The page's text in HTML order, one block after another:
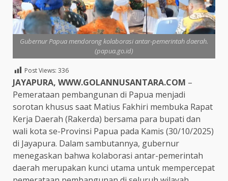
Gubernur Papua mendorong kolaborasi antar-pemerintah daerah.
(papua.go.id)
Post Views: 336
JAYAPURA, WWW.GOLANNUSANTARA.COM –
Pemerataan pembangunan di Papua menjadi
sorotan khusus saat Matius Fakhiri membuka Rapat
Kerja Daerah (Rakerda) bersama para bupati dan
wali kota se-Provinsi Papua pada Kamis (30/10/2025)
di Jayapura. Dalam sambutannya, gubernur
menegaskan bahwa kolaborasi antar-pemerintah
daerah merupakan kunci utama untuk mempercepat